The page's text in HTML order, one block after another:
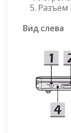
Разъем
Вид слева